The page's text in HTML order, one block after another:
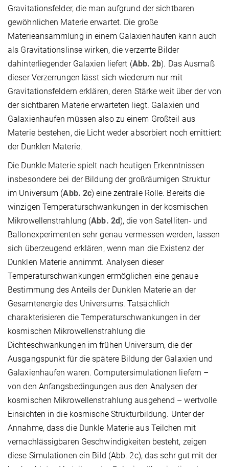
Gravitationsfelder, die man aufgrund der sichtbaren
gewöhnlichen Materie erwartet. Die große
Materieansammlung in einem Galaxienhaufen kann auch
als Gravitationslinse wirken, die verzerrte Bilder
dahinterliegender Galaxien liefert (Abb. 2b). Das Ausmaß
dieser Verzerrungen lässt sich wiederum nur mit
Gravitationsfeldern erklären, deren Stärke weit über der von
der sichtbaren Materie erwarteten liegt. Galaxien und
Galaxienhaufen müssen also zu einem Großteil aus
Materie bestehen, die Licht weder absorbiert noch emittiert:
der Dunklen Materie.
Die Dunkle Materie spielt nach heutigen Erkenntnissen
insbesondere bei der Bildung der großräumigen Struktur
im Universum (Abb. 2c) eine zentrale Rolle. Bereits die
winzigen Temperaturschwankungen in der kosmischen
Mikrowellenstrahlung (Abb. 2d), die von Satelliten- und
Ballonexperimenten sehr genau vermessen werden, lassen
sich überzeugend erklären, wenn man die Existenz der
Dunklen Materie annimmt. Analysen dieser
Temperaturschwankungen ermöglichen eine genaue
Bestimmung des Anteils der Dunklen Materie an der
Gesamtenergie des Universums. Tatsächlich
charakterisieren die Temperaturschwankungen in der
kosmischen Mikrowellenstrahlung die
Dichteschwankungen im frühen Universum, die der
Ausgangspunkt für die spätere Bildung der Galaxien und
Galaxienhaufen waren. Computersimulationen liefern –
von den Anfangsbedingungen aus den Analysen der
kosmischen Mikrowellenstrahlung ausgehend – wertvolle
Einsichten in die kosmische Strukturbildung. Unter der
Annahme, dass die Dunkle Materie aus Teilchen mit
vernachlässigbaren Geschwindigkeiten besteht, zeigen
diese Simulationen ein Bild (Abb. 2c), das sehr gut mit der